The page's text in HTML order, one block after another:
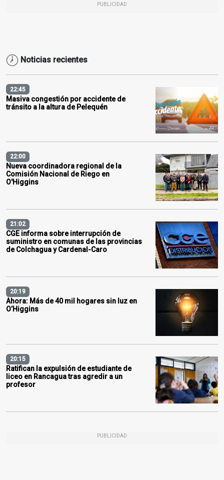
PUBLICIDAD
Noticias recientes
22:45
Masiva congestión por accidente de
tránsito a la altura de Pelequén
22:00
Nueva coordinadora regional de la
Comisión Nacional de Riego en
O'Higgins
21:02
CGE informa sobre interrupción de
suministro en comunas de las provincias
de Colchagua y Cardenal-Caro
20:19
Ahora: Más de 40 mil hogares sin luz en
O’Higgins
20:15
Ratifican la expulsión de estudiante de
liceo en Rancagua tras agredir a un
profesor
PUBLICIDAD